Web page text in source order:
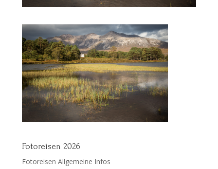
Fotoreisen 2026
Fotoreisen Allgemeine Infos